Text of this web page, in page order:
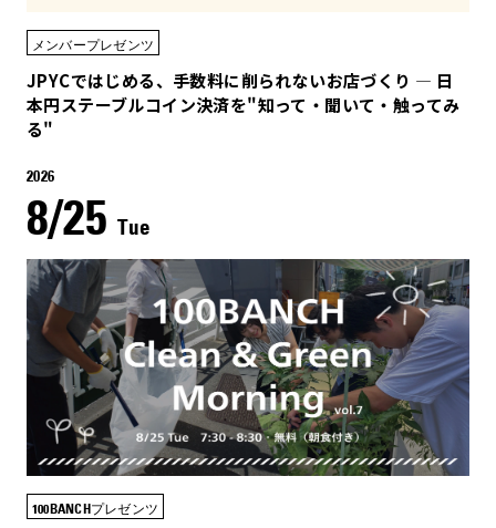
メンバープレゼンツ
JPYCではじめる、手数料に削られないお店づくり — 日
本円ステーブルコイン決済を"知って・聞いて・触ってみ
る"
2026
8/25 Tue
100BANCHプレゼンツ